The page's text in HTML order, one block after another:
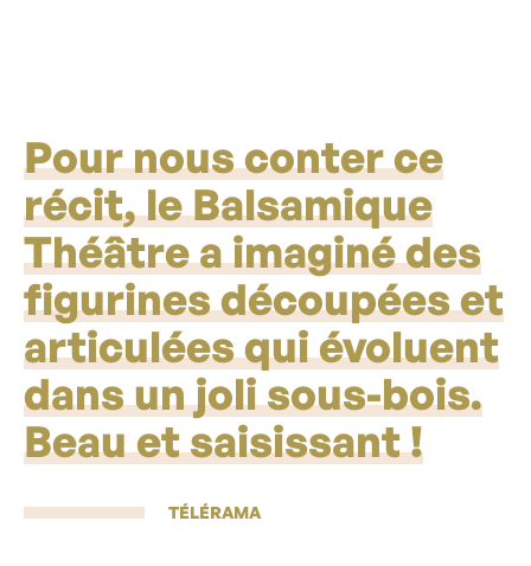
Pour nous conter ce
récit, le Balsamique
Théâtre a imaginé des
figurines découpées et
articulées qui évoluent
dans un joli sous-bois.
Beau et saisissant !
TÉLÉRAMA